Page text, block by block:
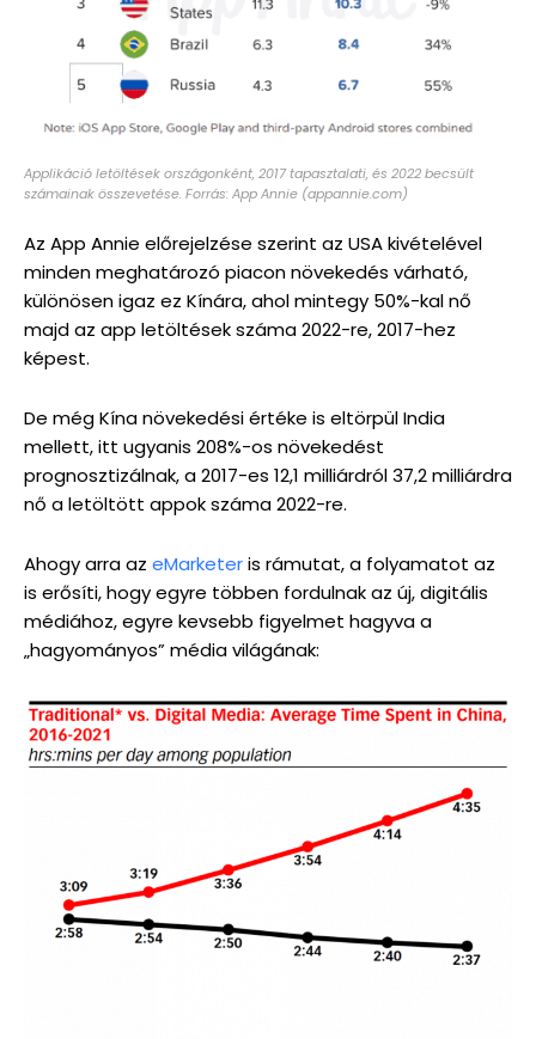
Applikáció letöltések országonként, 2017 tapasztalati, és 2022 becsült
számainak összevetése. Forrás: App Annie (appannie.com)
Az App Annie előrejelzése szerint az USA kivételével
minden meghatározó piacon növekedés várható,
különösen igaz ez Kínára, ahol mintegy 50%-kal nő
majd az app letöltések száma 2022-re, 2017-hez
képest.
De még Kína növekedési értéke is eltörpül India
mellett, itt ugyanis 208%-os növekedést
prognosztizálnak, a 2017-es 12,1 milliárdról 37,2 milliárdra
nő a letöltött appok száma 2022-re.
Ahogy arra az eMarketeris rámutat, a folyamatot az
is erősíti, hogy egyre többen fordulnak az új, digitális
médiához, egyre kevsebb figyelmet hagyva a
„hagyományos” média világának: